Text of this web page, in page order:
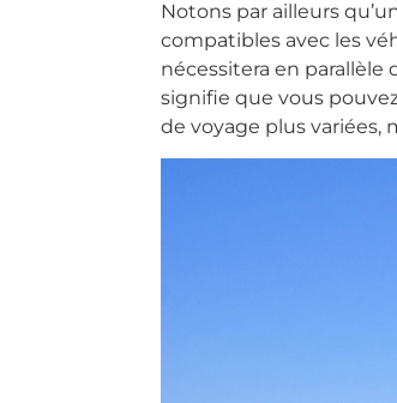
Notons par ailleurs
compatibles avec les
nécessitera en parallèle
signifie que vous
de voyage plus variées,